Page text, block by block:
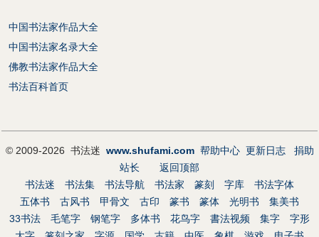
中国书法家作品大全
中国书法家名录大全
佛教书法家作品大全
书法百科首页
© 2009-2026 书法迷 www.shufami.com 帮助中心 更新日志
捐助
站长
返回顶部
书法迷
书法集 书法导航 书法家 篆刻 字库
书法字体
五体书
古风书 甲骨文 古印 篆书 篆体 光明书
集美书
33书法
毛笔字 钢笔字 多体书 花鸟字 書法视频 集字
字形